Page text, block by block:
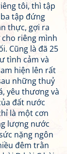
tôi, thì tập
tập đứng
thực, gợi ra
riêng mình
Cũng là đã 25
tình cảm và
hiện lên rất
những thuỷ
yêu thương và
đất nước
là một cơn
lượng nước
nặng ngôn
đêm trằn